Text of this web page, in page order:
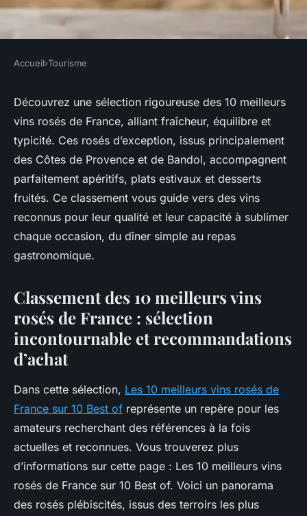
Les 10 meilleurs vins rosés de
france à connaître absolument
Inaya•7 juin 2025•5 min de lecture
Accueil›Tourisme
Découvrez une sélection rigoureuse des 10 meilleurs
vins rosés de France, alliant fraîcheur, équilibre et
typicité. Ces rosés d’exception, issus principalement
des Côtes de Provence et de Bandol, accompagnent
parfaitement apéritifs, plats estivaux et desserts
fruités. Ce classement vous guide vers des vins
reconnus pour leur qualité et leur capacité à sublimer
chaque occasion, du dîner simple au repas
gastronomique.
Classement des 10 meilleurs vins
rosés de France : sélection
incontournable et recommandations
d’achat
Dans cette sélection, Les 10 meilleurs vins rosés de
France sur 10 Best of représente un repère pour les
amateurs recherchant des références à la fois
actuelles et reconnues. Vous trouverez plus
d’informations sur cette page : Les 10 meilleurs vins
rosés de France sur 10 Best of. Voici un panorama
des rosés plébiscités, issus des terroirs les plus